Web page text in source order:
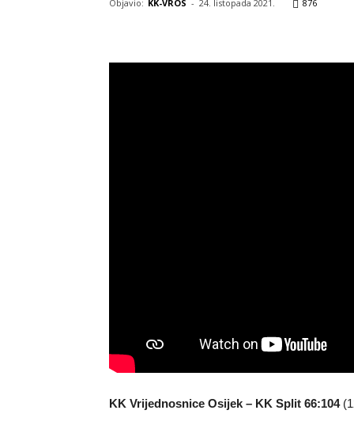
Objavio: KK-VROS - 24. listopada 2021. 876
KK Vrijednosnice Osijek – KK Split 66:104